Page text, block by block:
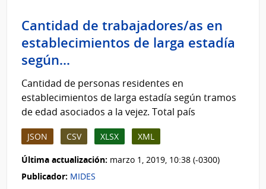
Cantidad de trabajadores/as en
establecimientos de larga estadía
según...
Cantidad de personas residentes en
establecimientos de larga estadía según tramos
de edad asociados a la vejez. Total país
JSON CSV XLSX XML
Última actualización: marzo 1, 2019, 10:38 (-0300)
Publicador: MIDES